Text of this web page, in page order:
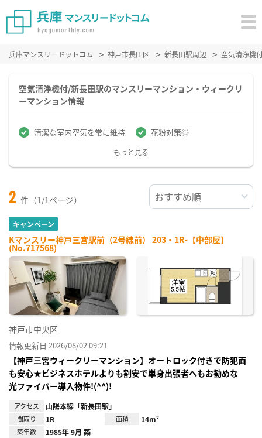
兵庫マンスリードットコム 神戸市長田区 新長田駅周辺 空気清浄機
空気清浄機付/新長田駅のマンスリーマンション・ウィークリ
ーマンション情報
清潔な室内空気を常に維持 花粉対策◎
もっと見る
2 件（1/1ページ）
キャンペーン
Kマンスリー神戸三宮駅前（2号線前） 203・1R-【中部屋】
(No.717568)
神戸市中央区
情報更新日 2026/08/02 09:21
【神戸三宮ウィークリーマンション】オートロック付きで防犯面
も安心★ビジネスホテルよりも割安で単身出張者へもお勧めな
光ファイバー導入物件!(^^)!
アクセス 山陽本線「新長田駅」
間取り 1R 面積 14m²
築年数 1985年 9月 築